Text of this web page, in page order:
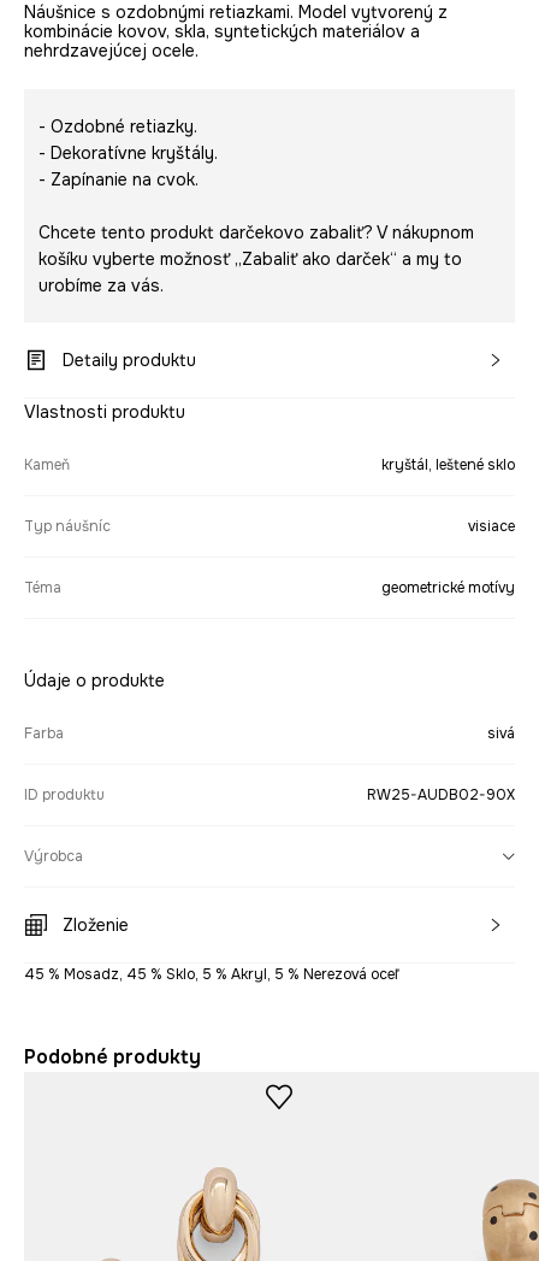
Náušnice s ozdobnými retiazkami. Model vytvorený z
kombinácie kovov, skla, syntetických materiálov a
nehrdzavejúcej ocele.
- Ozdobné retiazky.
- Dekoratívne kryštály.
- Zapínanie na cvok.
Chcete tento produkt darčekovo zabaliť? V nákupnom
košíku vyberte možnosť „Zabaliť ako darček“ a my to
urobíme za vás.
Detaily produktu
Vlastnosti produktu
Kameň kryštál, leštené sklo
Typ náušníc visiace
Téma geometrické motívy
Údaje o produkte
Farba sivá
ID produktu RW25-AUDB02-90X
Výrobca
Zloženie
45 % Mosadz, 45 % Sklo, 5 % Akryl, 5 % Nerezová oceľ
Podobné produkty